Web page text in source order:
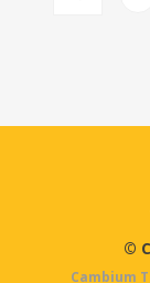
lapozása
©
Cambium